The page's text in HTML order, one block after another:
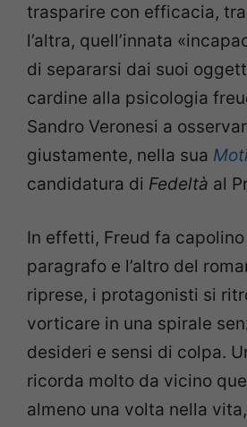
trasparire con efficacia,
l’altra, quell’innata
di separarsi dai suoi
cardine alla psicologia
Sandro Veronesi a
giustamente, nella sua
candidatura di Fedeltà al
In effetti, Freud fa
paragrafo e l’altro del
riprese, i protagonisti si
vorticare in una spirale
desideri e sensi di colpa.
ricorda molto da vicino
almeno una volta nella